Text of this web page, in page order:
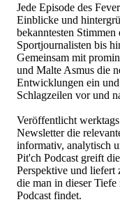
Jede Episode des
Einblicke und
bekanntesten
Sportjournalisten bis
Gemeinsam mit
und Malte Asmus die
Entwicklungen ein
Schlagzeilen vor und
Veröffentlicht
Newsletter die
informativ, analytisch
Pit'ch Podcast greift
Perspektive und liefert
die man in dieser
Podcast findet.